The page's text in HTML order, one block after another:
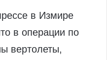
в Измире
в операции по
вертолеты,